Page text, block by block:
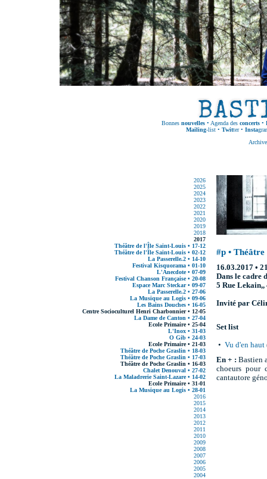
Bonnes nouvelles • Agenda des concerts •
Mailing-list• Twitter• Insta
2026
2025
2024
2023
2022
2021
2020
2019
2018
2017
Théâtre de l'Île Saint-Louis • 17-12
Théâtre de l'Île Saint-Louis • 02-12
La Passerelle.2 • 14-10
Festival Kisquorama • 01-10
L'Anecdote • 07-09
Festival Chanson Française • 20-08
Espace Marc Steckar • 09-07
La Passerelle.2 • 27-06
La Musique au Logis • 09-06
Les Bains Douches • 16-05
Centre Socioculturel Henri Charbonnier • 12-05
La Dame de Canton • 27-04
Ecole Primaire • 25-04
L'Inox • 31-03
O Gib • 24-03
Ecole Primaire • 21-03
Théâtre de Poche Graslin • 18-03
Théâtre de Poche Graslin • 17-03
Théâtre de Poche Graslin • 16-03
Chalet Denouval • 27-02
La Maladrerie Saint-Lazare • 14-02
Ecole Primaire • 31-01
La Musique au Logis • 28-01
2016
2015
2014
2013
2012
2011
2010
2009
2008
2007
2006
2005
2004
#p • Théâtre
16.03.2017 •
Dans le cadre
5 Rue Lekain,,
Invité par
Set list
• Vu d'en haut
En + : Bastien
choeurs pour
cantautore